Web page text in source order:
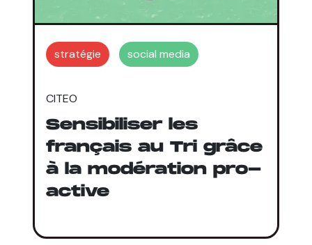
stratégie social media
CITEO
Sensibiliser les
français au Tri grâce
à la modération pro-
active